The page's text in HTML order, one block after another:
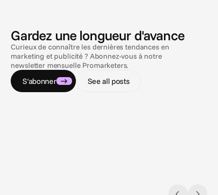
N v
Gardez une longueur d'avance
Curieux de connaître les dernières tendances en
marketing et publicité ? Abonnez-vous à notre
newsletter mensuelle Promarketers.
S'abonner See all posts